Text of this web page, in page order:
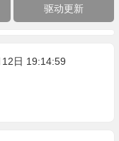
驱动更新
日 19:14:59